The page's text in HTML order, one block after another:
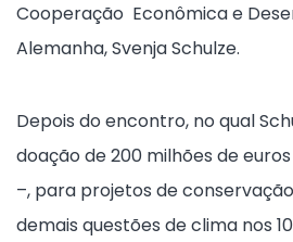
Cooperação Econômica e
Alemanha, Svenja Schulze.
Depois do encontro, no qual
doação de 200 milhões de euros
–, para projetos de
demais questões de clima nos